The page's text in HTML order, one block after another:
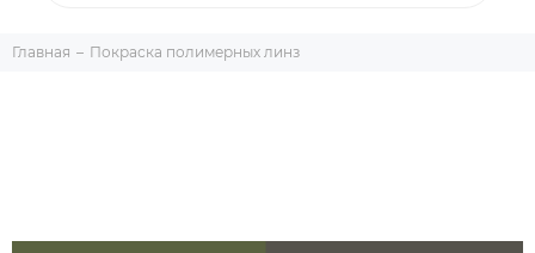
Главная Покраска полимерных линз